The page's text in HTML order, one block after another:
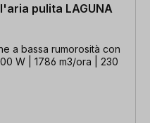
pulita LAGUNA
a bassa rumorosità con
W | 1786 m3/ora | 230